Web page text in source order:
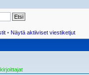
• Näytä aktiiviset viestiketjut